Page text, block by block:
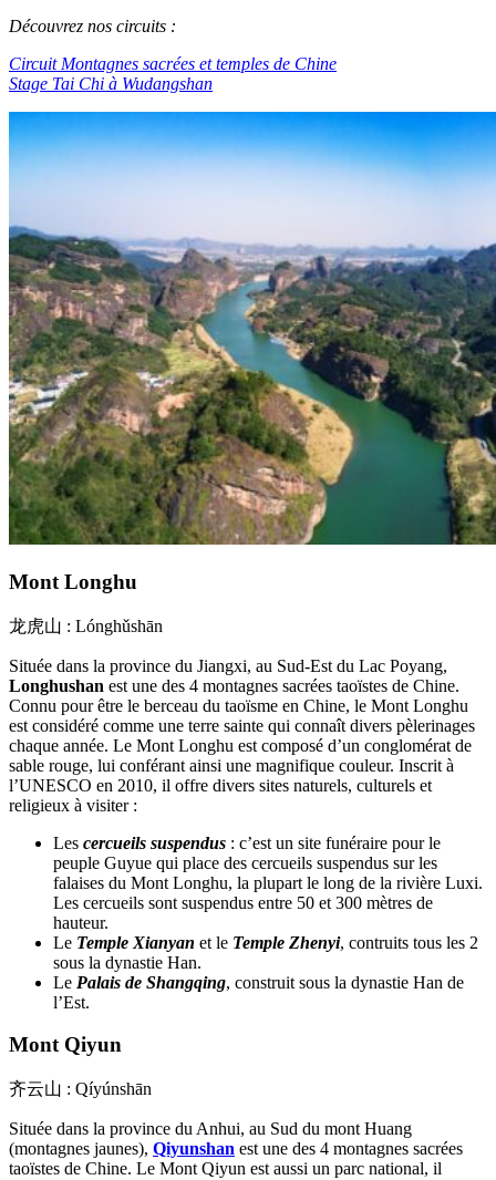
Découvrez nos circuits :
Circuit Montagnes sacrées et temples de Chine
Stage Tai Chi à Wudangshan
Mont Longhu
龙虎山 : Lónghǔshān
Située dans la province du Jiangxi, au Sud-Est du Lac Poyang,
Longhushan est une des 4 montagnes sacrées taoïstes de Chine.
Connu pour être le berceau du taoïsme en Chine, le Mont Longhu
est considéré comme une terre sainte qui connaît divers pèlerinages
chaque année. Le Mont Longhu est composé d’un conglomérat de
sable rouge, lui conférant ainsi une magnifique couleur. Inscrit à
l’UNESCO en 2010, il offre divers sites naturels, culturels et
religieux à visiter :
Les cercueils suspendus : c’est un site funéraire pour le
peuple Guyue qui place des cercueils suspendus sur les
falaises du Mont Longhu, la plupart le long de la rivière Luxi.
Les cercueils sont suspendus entre 50 et 300 mètres de
hauteur.
Le Temple Xianyan et le Temple Zhenyi, contruits tous les 2
sous la dynastie Han.
Le Palais de Shangqing, construit sous la dynastie Han de
l’Est.
Mont Qiyun
齐云山 : Qíyúnshān
Située dans la province du Anhui, au Sud du mont Huang
(montagnes jaunes), Qiyunshan est une des 4 montagnes sacrées
taoïstes de Chine. Le Mont Qiyun est aussi un parc national, il